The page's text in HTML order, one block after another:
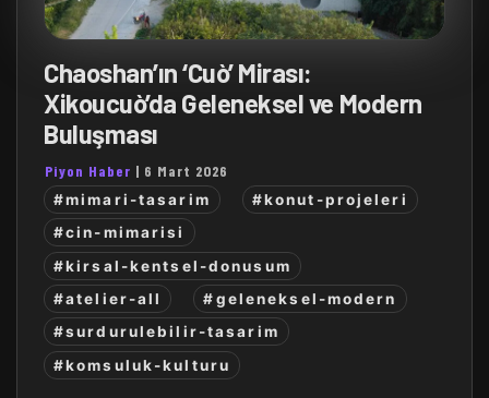
Chaoshan’ın ‘Cuò’ Mirası:
Xikoucuò’da Geleneksel ve Modern
Buluşması
Piyon Haber | 6 Mart 2026
#mimari-tasarim
#konut-projeleri
#cin-mimarisi
#kirsal-kentsel-donusum
#atelier-all
#geleneksel-modern
#surdurulebilir-tasarim
#komsuluk-kulturu